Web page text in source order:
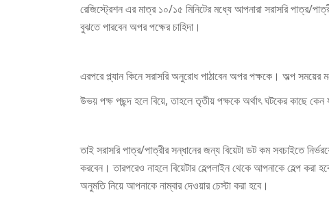
রেজিস্ট্রেশন এর মাত্র ১০/১৫ মিনিটের মধ্যে আপনারা সরাসরি পাত্র/
বুঝতে পারবেন অপর পক্ষের চাহিদা।
এরপরে প্ল্যান কিনে সরাসরি অনুরোধ পাঠাবেন অপর পক্ষকে। অল্প সময়ের
উভয় পক্ষ পছন্দ হলে বিয়ে, তাহলে তৃতীয় পক্ষকে অর্থাৎ ঘটকের কাছে কেন
তাই সরাসরি পাত্র/পাত্রীর সন্ধানের জন্য বিয়েটা ডট কম সবচাইতে
করবেন। তারপরেও নাহলে বিয়েটার হেল্পলাইন থেকে আপনাকে হেল্প করা
অনুমতি নিয়ে আপনাকে নাম্বার দেওয়ার চেস্টা করা হবে।